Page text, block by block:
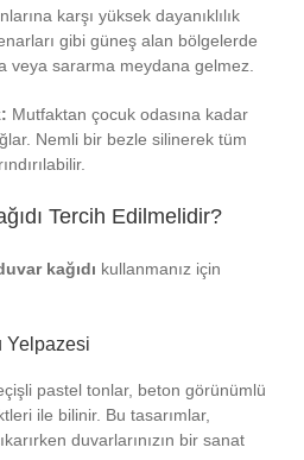
karşı yüksek dayanıklılık
gibi güneş alan bölgelerde
veya sararma meydana gelmez.
Mutfaktan çocuk odasına kadar
Nemli bir bezle silinerek tüm
Tercih Edilmelidir?
kağıdı kullanmanız için
Yelpazesi
pastel tonlar, beton görünümlü
ile bilinir. Bu tasarımlar,
duvarlarınızın bir sanat